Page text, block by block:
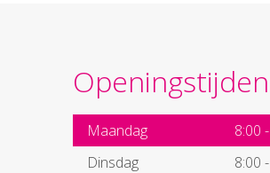
Openingstijden
Maandag 8:00 -
Dinsdag
8:00 -